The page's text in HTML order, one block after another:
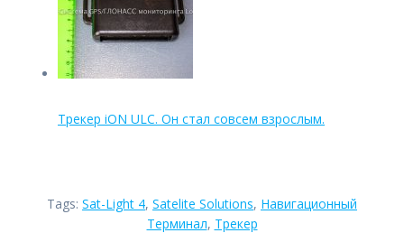
Трекер iON ULC. Он стал совсем взрослым.
Tags: Sat-Light 4, Satelite Solutions, Навигационный
Терминал, Трекер